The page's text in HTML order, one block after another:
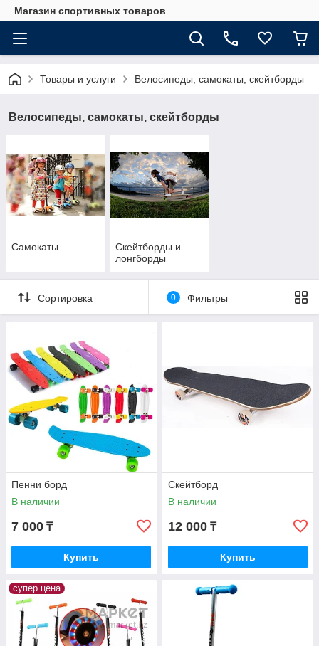
Магазин спортивных товаров
Товары и услуги Велосипеды, самокаты, скейтборды
Велосипеды, самокаты, скейтборды
Самокаты
Скейтборды и
лонгборды
Сортировка 0 Фильтры
Пенни борд
В наличии
7 000 ₸
Купить
Скейтборд
В наличии
12 000 ₸
Купить
супер цена